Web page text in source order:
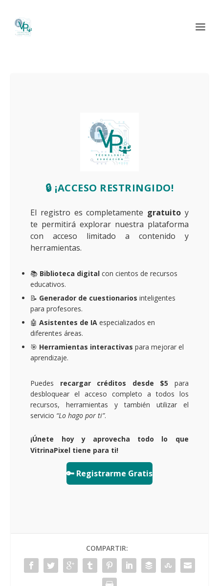
🔒 ¡ACCESO RESTRINGIDO!
El registro es completamente gratuitoy
te permitirá explorar nuestra plataforma
con acceso limitado a contenido y
herramientas.
📚 Biblioteca digital con cientos de recursos
educativos.
📝 Generador de cuestionarios inteligentes
para profesores.
🤖Asistentes de IA especializados en
diferentes áreas.
🎯 Herramientas interactivas para mejorar el
aprendizaje.
Puedes recargar créditos desde $5 para
desbloquear el acceso completo a todos los
recursos, herramientas y también utilizar el
servicio “Lo hago por ti”.
¡Únete hoy y aprovecha todo lo que
VitrinaPixel tiene para ti!
🔑 Registrarme Gratis
COMPARTIR: